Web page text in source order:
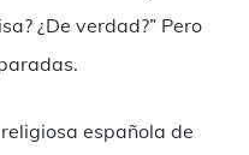
¿De verdad?” Pero
española de